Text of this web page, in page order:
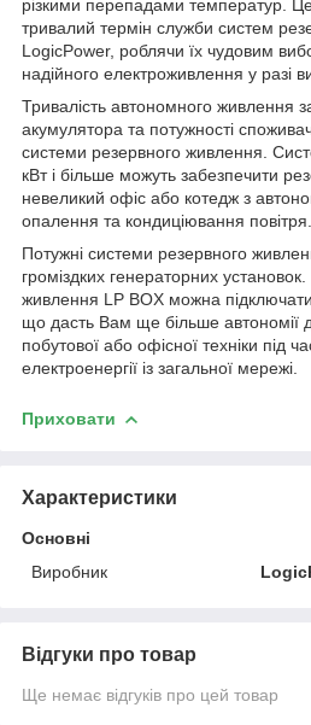
різкими перепадами температур. Це
тривалий термін служби систем
LogicPower, роблячи їх чудовим
надійного електроживлення у разі
Тривалість автономного живлення
акумулятора та потужності
системи резервного живлення.
кВт і більше можуть забезпечити
невеликий офіс або котедж з
опалення та кондиціювання повітря.
Потужні системи резервного
громіздких генераторних
живлення LP BOX можна
що дасть Вам ще більше автономії
побутової або офісної техніки під
електроенергії із загальної мережі.
Приховати
Характеристики
Основні
Виробник
Відгуки про товар
Ще немає відгуків про цей товар